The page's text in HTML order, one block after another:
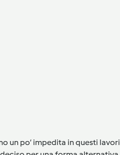
un po’ impedita in questi lavori